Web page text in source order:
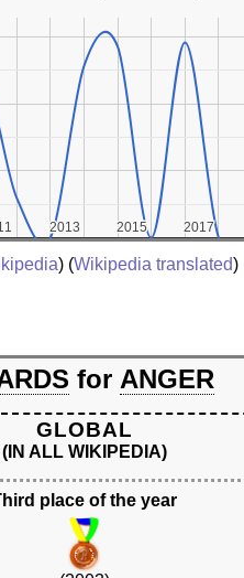
2013
2013 2015
2015 2017
2017
) (Wikipedia translated)
for ANGER
GLOBAL
(IN ALL WIKIPEDIA)
place of the year